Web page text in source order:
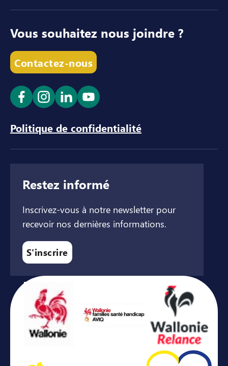
Vous souhaitez nous joindre ?
Contactez-nous
Ouvrir le lien dans un nouvel onglet
Ouvrir le lien dans un nouvel onglet
Ouvrir le lien dans un nouvel
Ouvrir le lien dans un
Politique de confidentialité
Restez informé
Inscrivez-vous à notre newsletter pour
recevoir nos dernières informations.
S'inscrire
Avec le soutien de ...